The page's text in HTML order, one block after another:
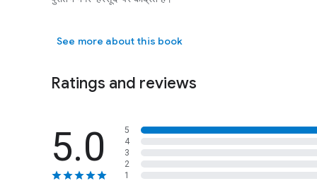
राष्ट्रीय मासिक पत्रिका ‘प्रकृति दर्शन’ का अगस्त का अंक हीरे की खदान
See more about this book
Ratings and reviews
5.0
5
4
3
2
1